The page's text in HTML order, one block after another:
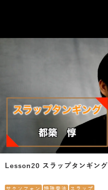
Lesson20 スラップタンギング
サクソフォン 特殊奏法 スラップ